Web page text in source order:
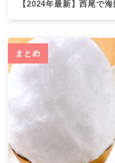
【2024年最新】西尾で
まとめ